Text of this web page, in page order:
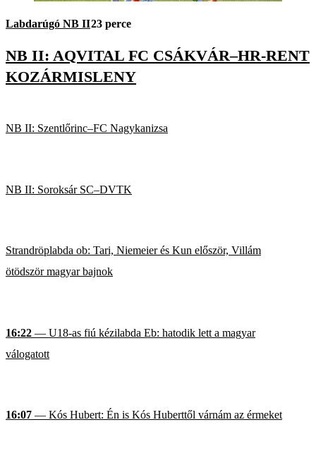
Labdarúgó NB II23 perce
NB II: AQVITAL FC CSÁKVÁR–HR-RENT
KOZÁRMISLENY
NB II: Szentlőrinc–FC Nagykanizsa
NB II: Soroksár SC–DVTK
Strandröplabda ob: Tari, Niemeier és Kun először, Villám
ötödször magyar bajnok
16:22 — U18-as fiú kézilabda Eb: hatodik lett a magyar
válogatott
16:07 — Kós Hubert: Én is Kós Huberttől várnám az érmeket